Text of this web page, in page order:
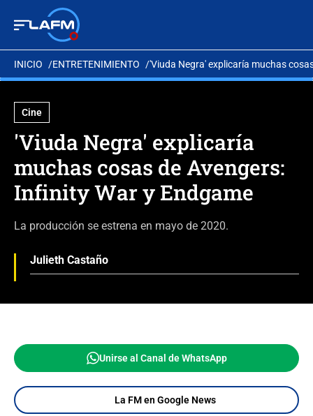
INICIO ENTRETENIMIENTO 'Viuda Negra' explicaría muchas
Cine
'Viuda Negra' explicaría
muchas cosas de Avengers:
Infinity War y Endgame
La producción se estrena en mayo de 2020.
Julieth Castaño
Unirse al Canal de WhatsApp
La FM en Google News